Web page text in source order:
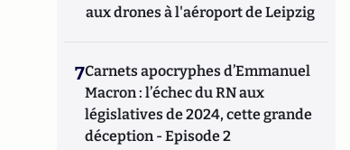
aux drones à l'aéroport de Leipzig
7Carnets apocryphes d’Emmanuel
Macron : l’échec du RN aux
législatives de 2024, cette grande
déception - Episode 2